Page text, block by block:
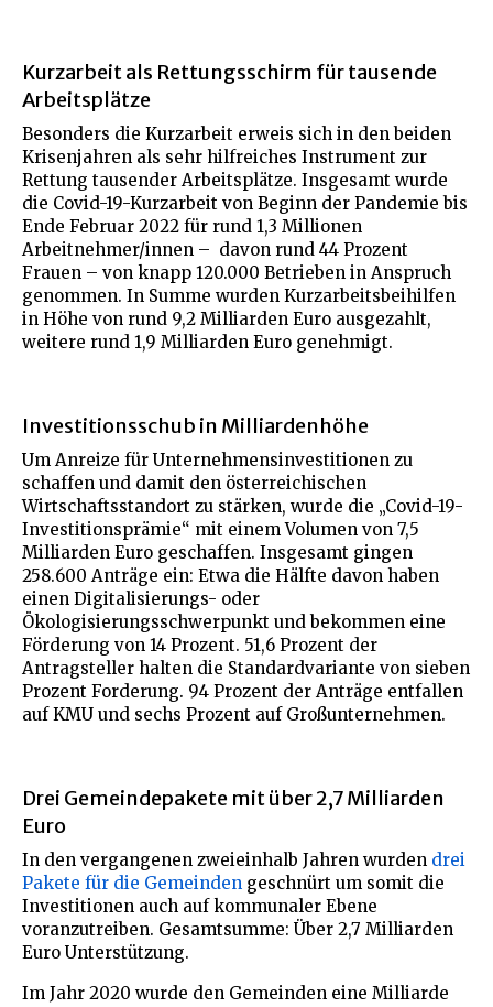
Kurzarbeit als Rettungsschirm für tausende
Arbeitsplätze
Besonders die Kurzarbeit erweis sich in den beiden
Krisenjahren als sehr hilfreiches Instrument zur
Rettung tausender Arbeitsplätze. Insgesamt wurde
die Covid-19-Kurzarbeit von Beginn der Pandemie bis
Ende Februar 2022 für rund 1,3 Millionen
Arbeitnehmer/innen – davon rund 44 Prozent
Frauen – von knapp 120.000 Betrieben in Anspruch
genommen. In Summe wurden Kurzarbeitsbeihilfen
in Höhe von rund 9,2 Milliarden Euro ausgezahlt,
weitere rund 1,9 Milliarden Euro genehmigt.
Investitionsschub in Milliardenhöhe
Um Anreize für Unternehmensinvestitionen zu
schaffen und damit den österreichischen
Wirtschaftsstandort zu stärken, wurde die „Covid-19-
Investitionsprämie“ mit einem Volumen von 7,5
Milliarden Euro geschaffen. Insgesamt gingen
258.600 Anträge ein: Etwa die Hälfte davon haben
einen Digitalisierungs- oder
Ökologisierungsschwerpunkt und bekommen eine
Förderung von 14 Prozent. 51,6 Prozent der
Antragsteller halten die Standardvariante von sieben
Prozent Forderung. 94 Prozent der Anträge entfallen
auf KMU und sechs Prozent auf Großunternehmen.
Drei Gemeindepakete mit über 2,7 Milliarden
Euro
In den vergangenen zweieinhalb Jahren wurden drei
Pakete für die Gemeinden geschnürt um somit die
Investitionen auch auf kommunaler Ebene
voranzutreiben. Gesamtsumme: Über 2,7 Milliarden
Euro Unterstützung.
Im Jahr 2020 wurde den Gemeinden eine Milliarde